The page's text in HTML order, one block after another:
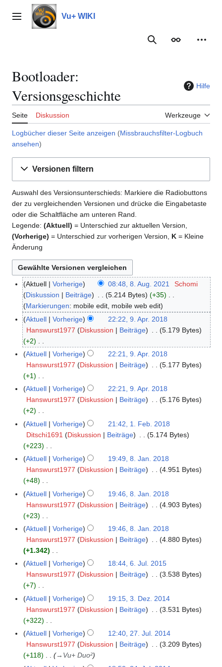
Inhalt
springenHauptmenü Vu+ WIKI
Suche
Bootloader:
Versionsgeschichte
Hilfe
Seite Diskussion Werkzeuge
Logbücher dieser Seite anzeigen (Missbrauchsfilter-Logbuch
ansehen)
Versionen filtern
Auswahl des Versionsunterschieds: Markiere die Radiobuttons
der zu vergleichenden Versionen und drücke die Eingabetaste
oder die Schaltfläche am unteren Rand.
Legende: (Aktuell) = Unterschied zur aktuellen Version,
(Vorherige) = Unterschied zur vorherigen Version, K = Kleine
Änderung
8
u
Aktuell Vorherige 08:48, 8. Aug. 2021
Schomi
Diskussion
Beiträge 5.214 Bytes
+35
K
e
n
e
B
a
r
b
e
i
u
n
g
s
z
u
s
m
e
n
a
s
u
n
g
Markierungen: mobile edit mobile web edit
9
p
Aktuell Vorherige
22:22, 9. Apr. 2018
Hanswurst1977
Diskussion Beiträge
5.179 Bytes
+2
K
e
i
e
e
a
b
e
t
u
n
g
s
u
a
m
e
n
f
a
s
Aktuell Vorherige
22:21, 9. Apr. 2018
Hanswurst1977
Diskussion Beiträge
5.177 Bytes
+1
K
e
i
e
e
a
b
e
t
u
n
g
s
u
a
m
e
n
f
Aktuell Vorherige
22:21, 9. Apr. 2018
Hanswurst1977
Diskussion Beiträge
5.176 Bytes
+2
K
e
i
e
e
a
b
e
t
u
n
g
s
u
a
m
1
e
Aktuell Vorherige
21:42, 1. Feb. 2018
Ditschi1691
Diskussion Beiträge
5.174 Bytes
+223
K
e
i
e
e
a
b
e
t
u
n
g
s
u
8
a
Aktuell Vorherige
19:49, 8. Jan. 2018
Hanswurst1977
Diskussion Beiträge
4.951 Bytes
+48
K
e
i
e
e
a
b
e
t
u
n
g
Aktuell Vorherige
19:46, 8. Jan. 2018
Hanswurst1977
Diskussion Beiträge
4.903 Bytes
+23
K
e
i
e
e
a
b
e
t
Aktuell Vorherige
19:46, 8. Jan. 2018
Hanswurst1977
Diskussion Beiträge
4.880 Bytes
+1.342
K
e
i
e
e
a
b
6
u
Aktuell Vorherige
18:44, 6. Jul. 2015
Hanswurst1977
Diskussion Beiträge
3.538 Bytes
+7
K
e
i
e
e
3
e
Aktuell Vorherige
19:15, 3. Dez. 2014
Hanswurst1977
Diskussion Beiträge
3.531 Bytes
+322
K
e
i
2
Aktuell Vorherige
12:40, 27. Jul. 2014
Hanswurst1977
Diskussion Beiträge
3.209 Bytes
+118
→ Vu+ Duo²